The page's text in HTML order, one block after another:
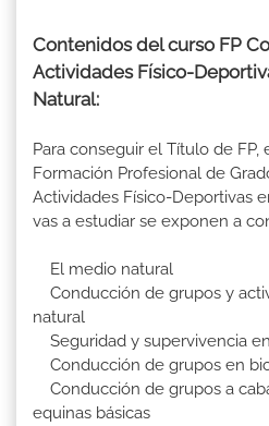
Contenidos del curso FP
Actividades Físico-
Natural:
Para conseguir el Título de
Formación Profesional de
Actividades Físico-Deportivas
vas a estudiar se exponen a
El medio natural
Conducción de grupos y
natural
Seguridad y supervivencia
Conducción de grupos en
Conducción de grupos a
equinas básicas